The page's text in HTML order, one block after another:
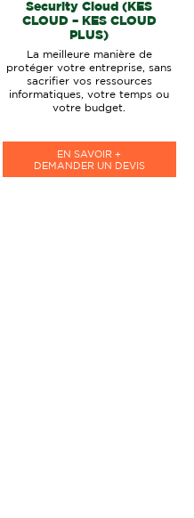
Security Cloud (KES
CLOUD – KES CLOUD
PLUS)
La meilleure manière de
protéger votre entreprise, sans
sacrifier vos ressources
informatiques, votre temps ou
votre budget.
EN SAVOIR +
DEMANDER UN DEVIS